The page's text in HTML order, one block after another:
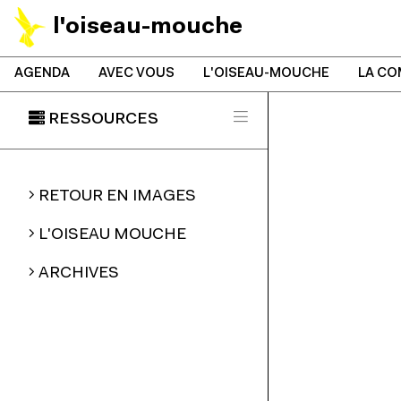
l'oiseau-mouche
AGENDA AVEC VOUS L'OISEAU-MOUCHE LA
RESSOURCES
RETOUR EN IMAGES
L'OISEAU MOUCHE
ARCHIVES